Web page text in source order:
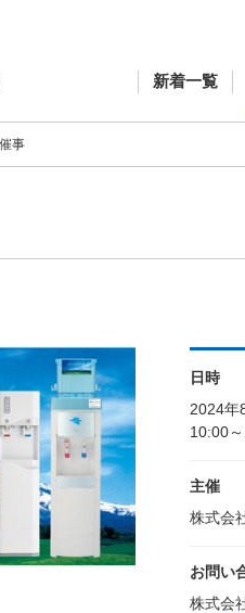
新着一覧
事
日時
2024年
10:00
主催
株式会
お問い
株式会